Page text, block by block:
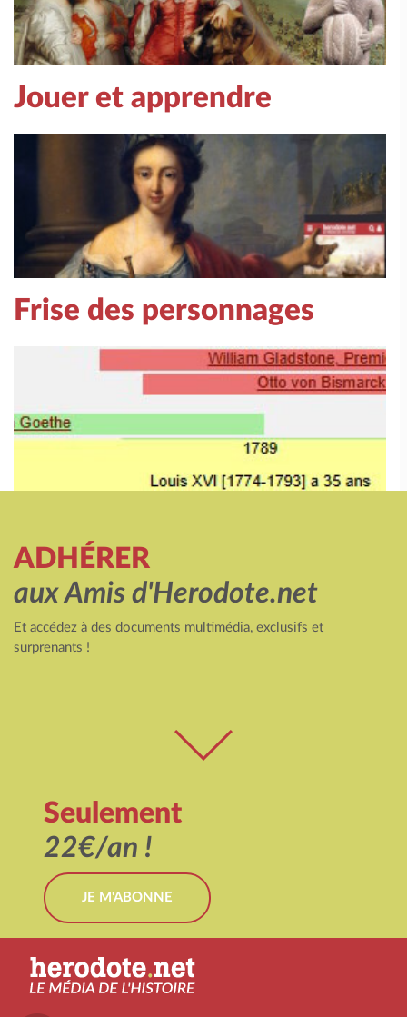
Jouer et apprendre
Frise des personnages
ADHÉRER
aux Amis d'Herodote.net
Et accédez à des documents multimédia, exclusifs et
surprenants !
Seulement
22€/an !
JE M'ABONNE